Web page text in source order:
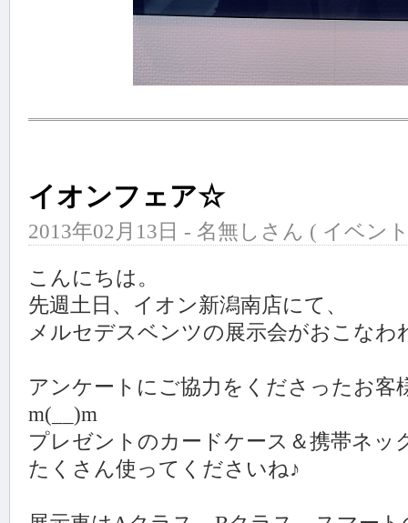
イオンフェア☆
2013年02月13日 - 名無しさん ( イベン
こんにちは。
先週土日、イオン新潟南店にて、
メルセデスベンツの展示会がおこな
アンケートにご協力をくださったお
m(__)m
プレゼントのカードケース＆携帯ネッ
たくさん使ってくださいね♪